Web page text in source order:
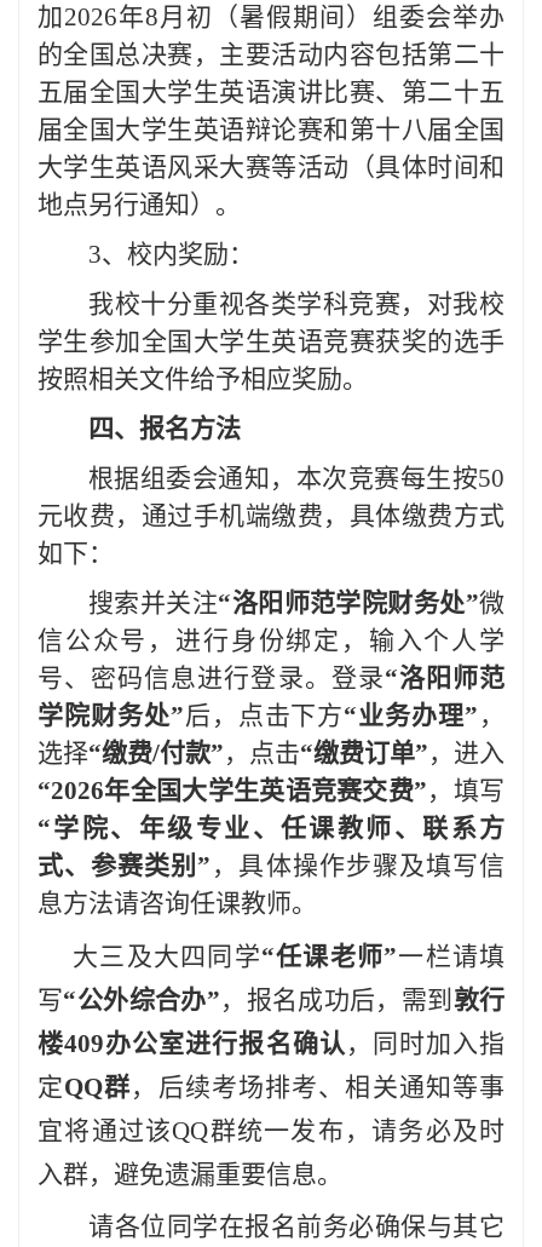
加2026年8月初（暑假期间）组委会举办
的全国总决赛，主要活动内容包括第二十
五届全国大学生英语演讲比赛、第二十五
届全国大学生英语辩论赛和第十八届全国
大学生英语风采大赛等活动（具体时间和
地点另行通知）。
3、校内奖励：
我校十分重视各类学科竞赛，对我校
学生参加全国大学生英语竞赛获奖的选手
按照相关文件给予相应奖励。
四、报名方法
根据组委会通知，本次竞赛每生按50
元收费，通过手机端缴费，具体缴费方式
如下：
搜索并关注“洛阳师范学院财务处”微
信公众号，进行身份绑定，输入个人学
号、密码信息进行登录。登录“洛阳师范
学院财务处”后，点击下方“业务办理” ，
选择“缴费/付款”，点击“缴费订单”，进入
“2026年全国大学生英语竞赛交费”，填写
“学院、年级专业、任课教师、联系方
式、参赛类别” ，具体操作步骤及填写信
息方法请咨询任课教师。
大三及大四同学“任课老师”一栏请填
写“公外综合办”，报名成功后，需到 敦行
楼409办公室进行报名确认 ，同时加入指
定QQ群，后续考场排考、相关通知等事
宜将通过该QQ群统一发布，请务必及时
入群，避免遗漏重要信息。
请各位同学在报名前务必确保与其它